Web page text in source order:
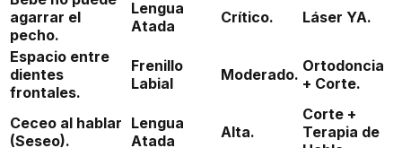
agarrar el
pecho.
Lengua
Atada
Crítico. Láser YA.
Espacio entre
dientes
frontales.
Frenillo
Labial
Moderado. Ortodoncia
+ Corte.
Ceceo al hablar
(Seseo).
Lengua
Atada
Alta.
Corte +
Terapia de